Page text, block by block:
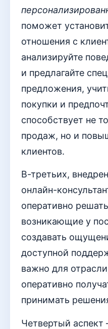
поможет
отношения с
анализируйте
и предлагайте
предложения,
покупки и
способствует не
продаж, но и
клиентов.
В-третьих,
онлайн-
оперативно
возникающие у
создавать
доступной
важно для
оперативно
принимать
Четвертый аспект